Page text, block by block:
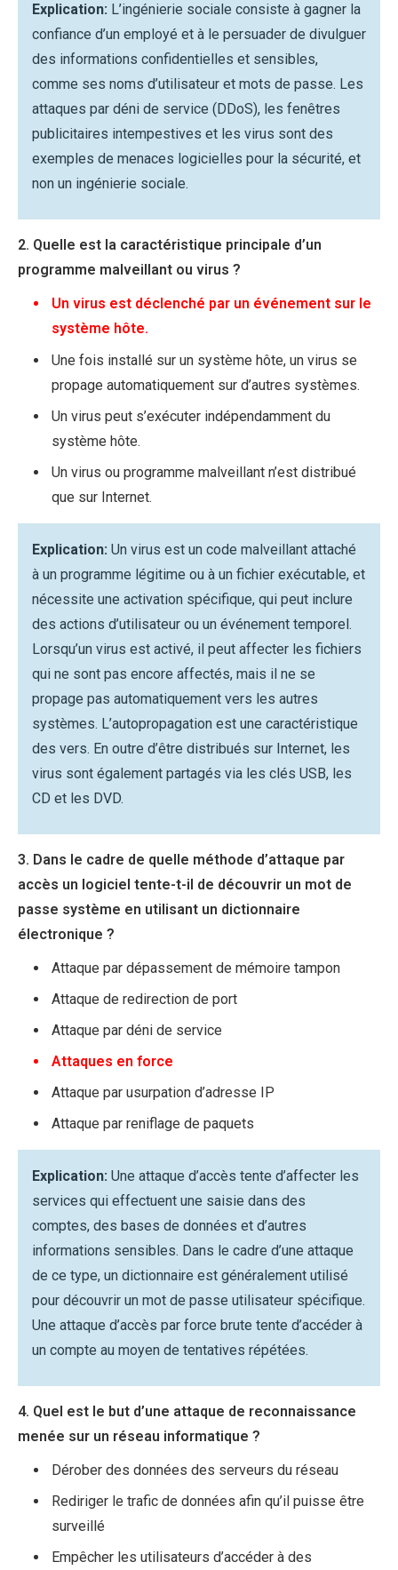
Explication: L’ingénierie sociale consiste à gagner la
confiance d’un employé et à le persuader de divulguer
des informations confidentielles et sensibles,
comme ses noms d’utilisateur et mots de passe. Les
attaques par déni de service (DDoS), les fenêtres
publicitaires intempestives et les virus sont des
exemples de menaces logicielles pour la sécurité, et
non un ingénierie sociale.
2. Quelle est la caractéristique principale d’un
programme malveillant ou virus ?
Un virus est déclenché par un événement sur le
système hôte.
Une fois installé sur un système hôte, un virus se
propage automatiquement sur d’autres systèmes.
Un virus peut s’exécuter indépendamment du
système hôte.
Un virus ou programme malveillant n’est distribué
que sur Internet.
Explication: Un virus est un code malveillant attaché
à un programme légitime ou à un fichier exécutable, et
nécessite une activation spécifique, qui peut inclure
des actions d’utilisateur ou un événement temporel.
Lorsqu’un virus est activé, il peut affecter les fichiers
qui ne sont pas encore affectés, mais il ne se
propage pas automatiquement vers les autres
systèmes. L’autopropagation est une caractéristique
des vers. En outre d’être distribués sur Internet, les
virus sont également partagés via les clés USB, les
CD et les DVD.
3. Dans le cadre de quelle méthode d’attaque par
accès un logiciel tente-t-il de découvrir un mot de
passe système en utilisant un dictionnaire
électronique ?
Attaque par dépassement de mémoire tampon
Attaque de redirection de port
Attaque par déni de service
Attaques en force
Attaque par usurpation d’adresse IP
Attaque par reniflage de paquets
Explication: Une attaque d’accès tente d’affecter les
services qui effectuent une saisie dans des
comptes, des bases de données et d’autres
informations sensibles. Dans le cadre d’une attaque
de ce type, un dictionnaire est généralement utilisé
pour découvrir un mot de passe utilisateur spécifique.
Une attaque d’accès par force brute tente d’accéder à
un compte au moyen de tentatives répétées.
4. Quel est le but d’une attaque de reconnaissance
menée sur un réseau informatique ?
Dérober des données des serveurs du réseau
Rediriger le trafic de données afin qu’il puisse être
surveillé
Empêcher les utilisateurs d’accéder à des